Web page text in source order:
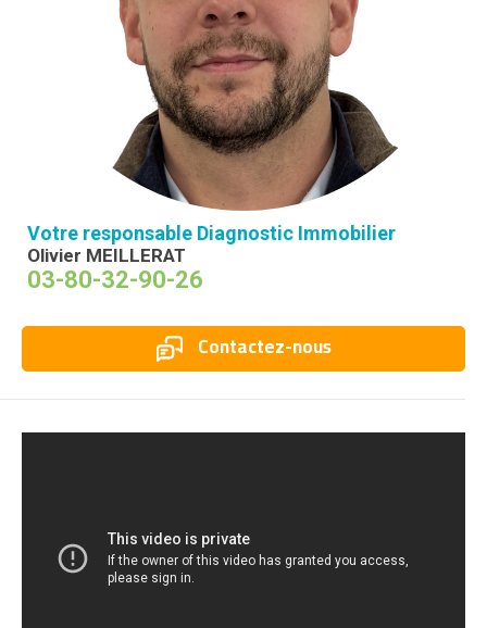
Votre responsable Diagnostic Immobilier
Olivier MEILLERAT
03-80-32-90-26
Contactez-nous